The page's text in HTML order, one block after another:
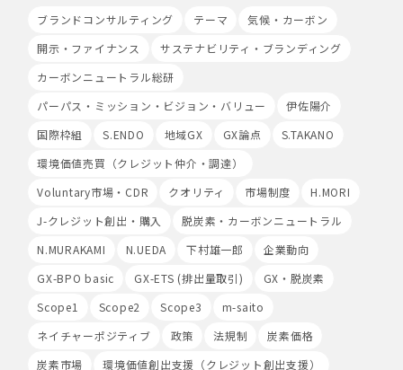
イト等)を取得し、ご提供いただいた個人情報と照合する
場合があります。
は、当社サービス等のご利用ができない場合があります。
このほか当社では、広告・マーケティング活動のため、第
ます。
8.Google Analyticsの利用
当社は、サービス向上のためにGoogle LLC（以下
Analyticsを利用することがあります。Google
Analyticsを利用しますと、Google社又は当社の設定す
イト訪問履歴を収集、記録、分析します。当社は、
状況等を把握します。Google Analyticsにより収集、記
録、分析された利用者様の情報には、特定の個人を識別す
ブランドコンサルティング テーマ
気候・カーボン
開示・ファイナンス
サステナビリティ・ブランディング
カーボンニュートラル総研
パーパス・ミッション・ビジョン・バリュー
伊佐陽介
国際枠組
S.ENDO 地域GX GX論点
S.TAKANO
環境価値売買（クレジット仲介・調達）
Voluntary市場・CDR
クオリティ 市場制度
H.MORI
J-クレジット創出・購入
脱炭素・カーボンニュートラル
N.MURAKAMI
N.UEDA 下村雄一郎
企業動向
GX-BPO basic
GX-ETS (排出量取引)
GX・脱炭素
Scope1
Scope2 Scope3
m-saito
ネイチャーポジティブ
政策 法規制
炭素価格
炭素市場
環境価値創出支援（クレジット創出支援）